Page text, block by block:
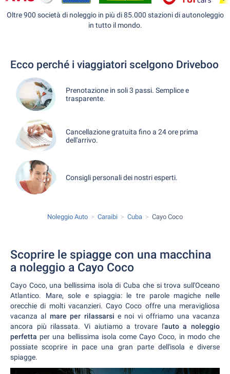
Oltre 900 società di noleggio in più di 85.000 stazioni di autonoleggio
in tutto il mondo.
Ecco perché i viaggiatori scelgono Driveboo
Prenotazione in soli 3 passi. Semplice e
trasparente.
Cancellazione gratuita fino a 24 ore prima
dell'arrivo.
Consigli personali dei nostri esperti.
Noleggio Auto Caraibi Cuba Cayo Coco
Scoprire le spiagge con una macchina
a noleggio a Cayo Coco
Cayo Coco, una bellissima isola di Cuba che si trova sull'Oceano
Atlantico. Mare, sole e spiaggia: le tre parole magiche nelle
orecchie di molti vacanzieri. Cayo Coco offre una meravigliosa
vacanza al mare per rilassarsi e noi vi offriamo una vacanza
ancora più rilassata. Vi aiutiamo a trovare l'auto a noleggio
perfetta per una bellissima isola come Cayo Coco, in modo che
possiate scoprire in pace una gran parte dell'isola e diverse
spiagge.